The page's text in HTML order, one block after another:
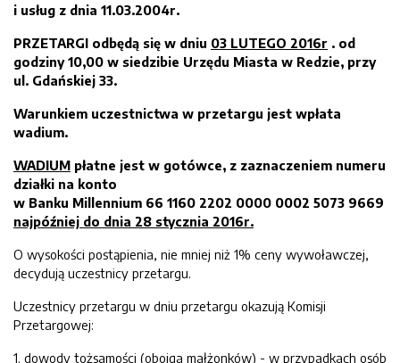
i usług z dnia 11.03.2004r.
PRZETARGI odbędą się w dniu 03 LUTEGO 2016r . od
godziny 10,00 w siedzibie Urzędu Miasta w Redzie, przy
ul. Gdańskiej 33.
Warunkiem uczestnictwa w przetargu jest wpłata
wadium.
WADIUM płatne jest w gotówce, z zaznaczeniem numeru
działki na konto
w Banku Millennium 66 1160 2202 0000 0002 5073 9669
najpóźniej do dnia 28 stycznia 2016r.
O wysokości postąpienia, nie mniej niż 1% ceny wywoławczej,
decydują uczestnicy przetargu.
Uczestnicy przetargu w dniu przetargu okazują Komisji
Przetargowej:
1. dowody tożsamości (obojga małżonków) - w przypadkach osób